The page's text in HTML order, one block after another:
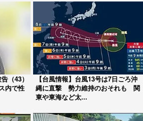
（43）
内で性
【台風情報】台風13号は7日ごろ沖
縄に直撃 勢力維持のおそれも 関
東や東海など太...